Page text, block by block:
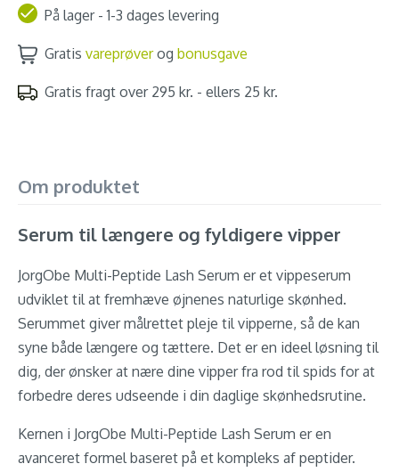
På lager - 1-3 dages levering
Gratis vareprøverog bonusgave
Gratis fragt over 295 kr. - ellers 25 kr.
Om produktet
Serum til længere og fyldigere vipper
JorgObe Multi-Peptide Lash Serum er et vippeserum
udviklet til at fremhæve øjnenes naturlige skønhed.
Serummet giver målrettet pleje til vipperne, så de kan
syne både længere og tættere. Det er en ideel løsning til
dig, der ønsker at nære dine vipper fra rod til spids for at
forbedre deres udseende i din daglige skønhedsrutine.
Kernen i JorgObe Multi-Peptide Lash Serum er en
avanceret formel baseret på et kompleks af peptider.